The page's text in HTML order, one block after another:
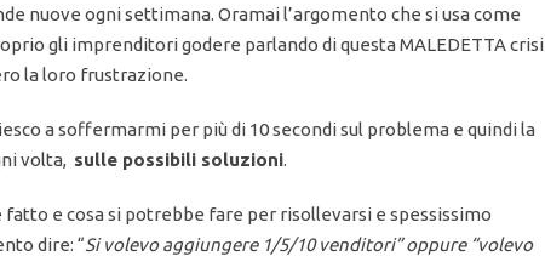
nuove ogni settimana. Oramai l’argomento che si usa come
gli imprenditori godere parlando di questa MALEDETTA crisi
la loro frustrazione.
a soffermarmi per più di 10 secondi sul problema e quindi la
volta, sulle possibili soluzioni.
fatto e cosa si potrebbe fare per risollevarsi e spessissimo
dire: “Si volevo aggiungere 1/5/10 venditori” oppure “volevo